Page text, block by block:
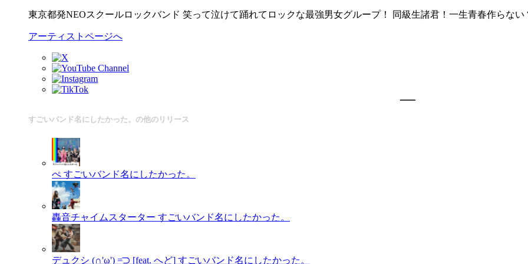
東京都発NEOスクールロックバンド 笑って泣けて踊れてロックな最強男女グループ！ 同級生諸君！一生青春作らない
アーティストページへ
すごいバンド名にしたかった。の他のリリース
ぺ すごいバンド名にしたかった。
轟音チャイムスターター すごいバンド名にしたかった。
デュクシ (∩'ω') =͟͟͞͞⊃ [feat. へど] すごいバンド名にしたかった。